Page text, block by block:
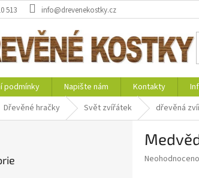
513 info@drevenekostky.cz
podmínky Napište nám Kontakty
Dřevěné hračky Svět zvířátek dřevěná
Průměrné
Neohodnoceno